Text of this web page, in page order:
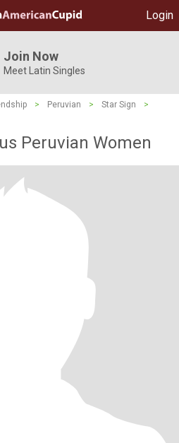
Login
Join Now
Meet Latin Singles
> Peruvian > Star Sign
>
Peruvian Women